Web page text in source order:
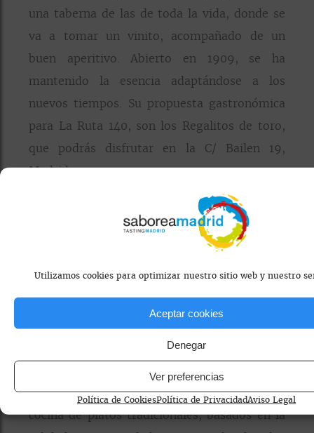
Utilizamos cookies para optimizar nuestro sitio web y nuestro
Aceptar cookies
Denegar
Ver preferencias
Política de CookiesPolítica de PrivacidadAviso Legal
una taberna de las de toda la vida, donde se
va a tomar un vinito, acompañado de un
buen aperitivo. Abierto en 1909, se ha
mantenido la esencia adaptándose a los
nuevos tiempos. Su propuesta gastronómica
para La Ruta 140, son los Regalitos de toro,
que podrás disfrutar en la C/ Bailen 19,
Madrid.
Restaurante Manolo 1934,Continúa con una
cocina de platos tradicionales, basados en la